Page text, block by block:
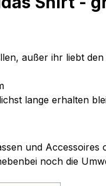
außer ihr liebt
lange erhalten
und
noch die